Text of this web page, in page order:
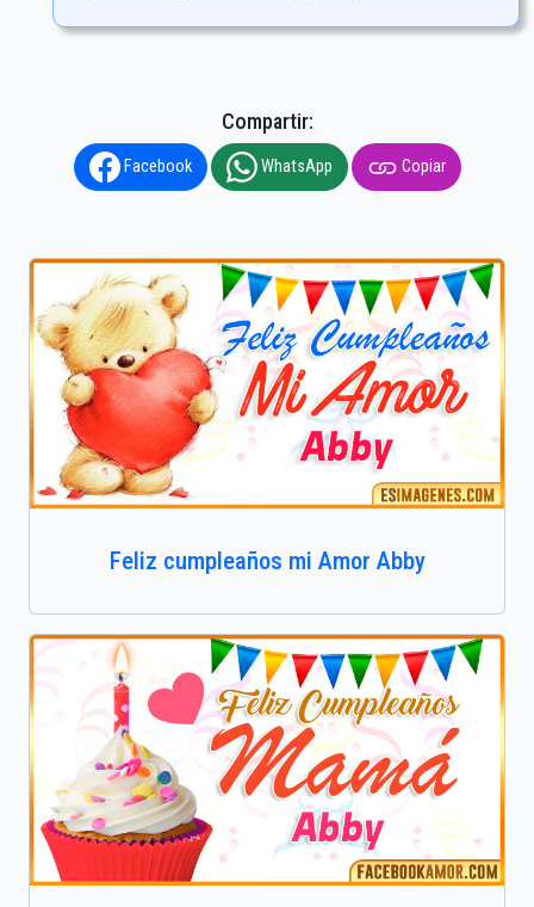
Compartir:
Facebook WhatsApp Copiar
Feliz cumpleaños mi Amor Abby